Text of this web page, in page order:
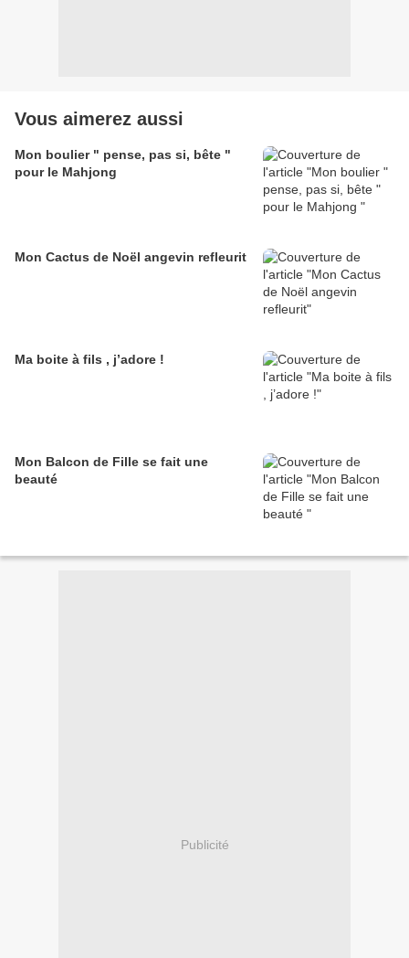
Vous aimerez aussi
Mon boulier " pense, pas si, bête "
pour le Mahjong
Mon Cactus de Noël angevin refleurit
Ma boite à fils , j’adore !
Mon Balcon de Fille se fait une
beauté
Publicité